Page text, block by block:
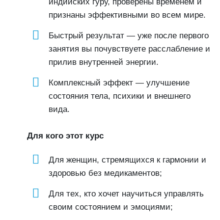
признаны эффективными во всем мире.
Быстрый результат — уже после первого
занятия вы почувствуете расслабление и
прилив внутренней энергии.
Комплексный эффект — улучшение
состояния тела, психики и внешнего
вида.
Для кого этот курс
Для женщин, стремящихся к гармонии и
здоровью без медикаментов;
Для тех, кто хочет научиться управлять
своим состоянием и эмоциями;